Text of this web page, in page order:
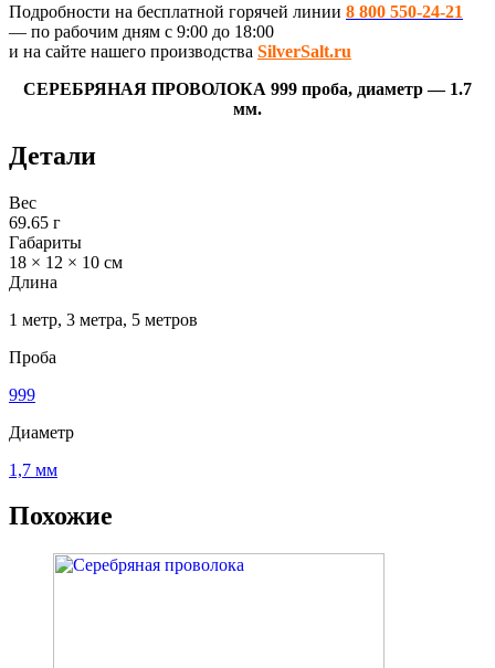
Подробности на бесплатной горячей линии 8 800 550-24-21
— по рабочим дням с 9:00 до 18:00
и на сайте нашего производства SilverSalt.ru
СЕРЕБРЯНАЯ ПРОВОЛОКА 999 проба, диаметр — 1.7
мм.
Детали
Вес
69.65 г
Габариты
18 × 12 × 10 см
Длина
1 метр, 3 метра, 5 метров
Проба
999
Диаметр
1,7 мм
Похожие